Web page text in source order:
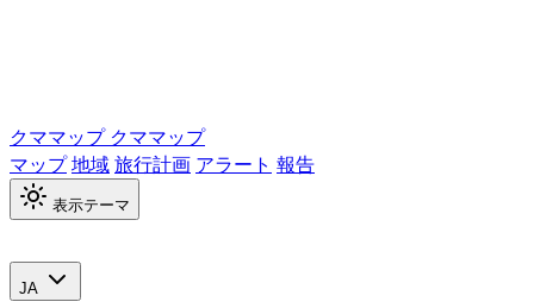
クママップ クママップ
マップ地域旅行計画 アラート 報告
表示テーマ
JA